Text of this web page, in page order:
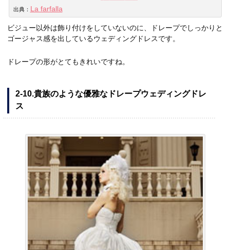
出典： La farfalla
ビジュー以外は飾り付けをしていないのに、ドレープでしっかりと
ゴージャス感を出しているウェディングドレスです。
ドレープの形がとてもきれいですね。
2-10.貴族のような優雅なドレープウェディングドレ
ス